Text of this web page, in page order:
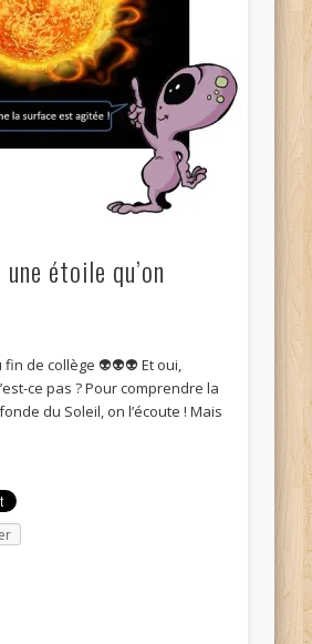
étoile qu’on
de collège 👽👽👽 Et oui,
ce pas ? Pour comprendre la
du Soleil, on l’écoute ! Mais